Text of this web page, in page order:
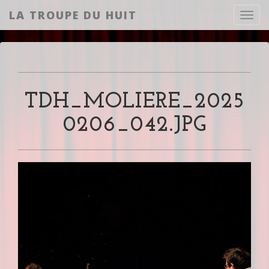
LA TROUPE DU HUIT
TDH_MOLIERE_2025
0206_042.JPG